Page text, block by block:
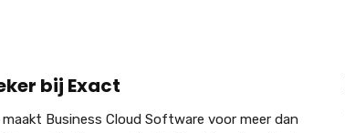
bij Exact
Business Cloud Software voor meer dan